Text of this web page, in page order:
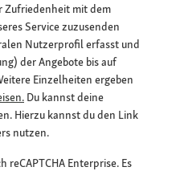
Zufriedenheit mit dem
Service zuzusenden
Nutzerprofil erfasst und
der Angebote bis auf
Einzelheiten ergeben
Du kannst deine
Hierzu kannst du den Link
nutzen.
reCAPTCHA Enterprise. Es